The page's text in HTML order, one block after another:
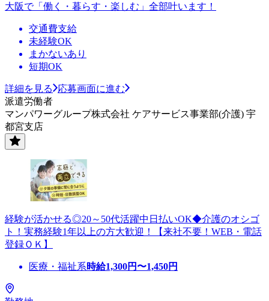
大阪で「働く・暮らす・楽しむ」全部叶います！
交通費支給
未経験OK
まかないあり
短期OK
詳細を見る
応募画面に進む
派遣労働者
マンパワーグループ株式会社 ケアサービス事業部(介護) 宇
都宮支店
経験が活かせる◎20～50代活躍中日払いOK◆介護のオシゴ
ト！実務経験1年以上の方大歓迎！【来社不要！WEB・電話
登録ＯＫ】
医療・福祉系時給1,300円〜1,450円